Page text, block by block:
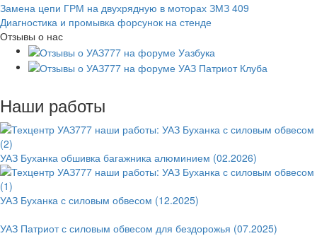
Замена цепи ГРМ на двухрядную в моторах ЗМЗ 409
Диагностика и промывка форсунок на стенде
Отзывы о нас
Наши работы
УАЗ Буханка обшивка багажника алюминием (02.2026)
УАЗ Буханка с силовым обвесом (12.2025)
УАЗ Патриот с силовым обвесом для бездорожья (07.2025)